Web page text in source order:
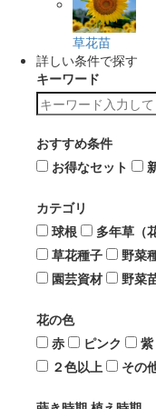
草花苗
詳しい条件で探す
キーワード
おすすめ条件
お得なセット
カテゴリ
球根
多年草（
草花種子
野菜
園芸資材
野菜
花の色
赤
ピンク 紫
２色以上
その